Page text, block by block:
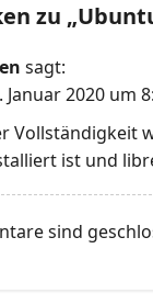
zu „
sagt:
Januar 2020 um
Vollständigkeit
ist und
sind